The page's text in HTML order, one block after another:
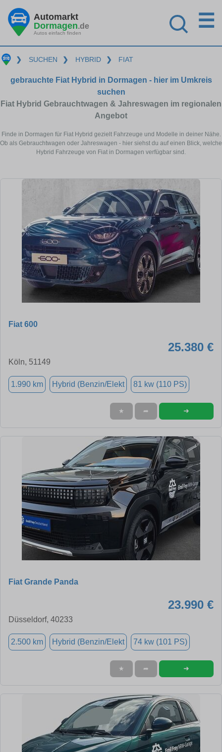
Automarkt
Dormagen.de
Autos einfach finden
☰
❯ SUCHEN ❯ HYBRID ❯ FIAT
gebrauchte Fiat Hybrid in Dormagen - hier im Umkreis
suchen
Fiat Hybrid Gebrauchtwagen & Jahreswagen im regionalen
Angebot
Finde in Dormagen für Fiat Hybrid gezielt Fahrzeuge und Modelle in deiner Nähe.
Ob als Gebrauchtwagen oder Jahreswagen - hier siehst du auf einen Blick, welche
Hybrid Fahrzeuge von Fiat in Dormagen verfügbar sind.
Fiat 600
25.380 €
Köln, 51149
1.990 km Hybrid (Benzin/Elekt 81 kw (110 PS)
★ ➦ ➜
Fiat Grande Panda
23.990 €
Düsseldorf, 40233
2.500 km Hybrid (Benzin/Elekt 74 kw (101 PS)
★ ➦ ➜